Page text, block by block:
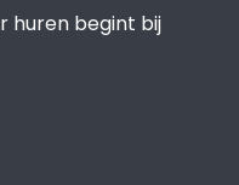
with an option
the Real Estate
huren begint bij